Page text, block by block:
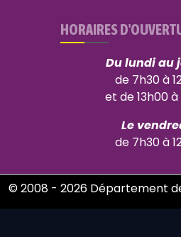
HORAIRES
Du lundi au
de 7h30 à
et de 13h00 à
Le
de 7h30 à
© 2008 - 2026 Département